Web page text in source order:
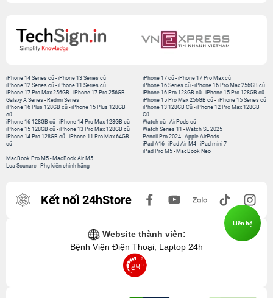
iPhone 14 Series cũ -iPhone 13 Series cũ
iPhone 12 Series cũ -iPhone 11 Series cũ
iPhone 17 Pro Max 256GB -iPhone 17 Pro 256GB
Galaxy A Series - Redmi Series
iPhone 17 cũ -iPhone 17 Pro Max cũ
iPhone 16 Series cũ - iPhone 16 Pro Max 256GB cũ
iPhone 16 Pro 128GB cũ -iPhone 15 Pro 128GB cũ
iPhone 15 Pro Max 256GB cũ - iPhone 15 Series cũ
iPhone 16 Plus 128GB cũ -iPhone 15 Plus 128GB
cũ
iPhone 16 128GB cũ -iPhone 14 Pro Max 128GB cũ
iPhone 15 128GB cũ -iPhone 13 Pro Max 128GB cũ
iPhone 14 Pro 128GB cũ -iPhone 11 Pro Max 64GB
cũ
iPhone 13 128GB Cũ -iPhone 12 Pro Max 128GB
Cũ
Watch cũ -AirPods cũ
Watch Series 11 -Watch SE 2025
Pencil Pro 2024 -Apple AirPods
iPad A16 -iPad Air M4 -iPad mini 7
iPad Pro M5 - MacBook Neo
MacBook Pro M5 - MacBook Air M5
Loa Sounarc - Phụ kiện chính hãng
Kết nối 24hStore
Website thành viên:
Bệnh Viện Điện Thoại, Laptop 24h
Liên hệ